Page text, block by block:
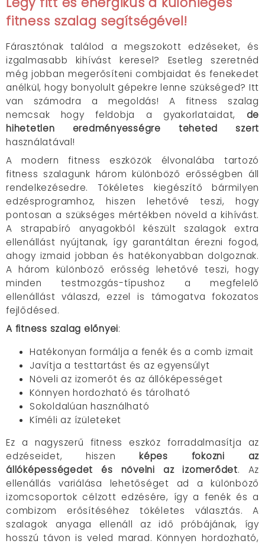
fitness szalag segítségével!
Fárasztónak találod a megszokott edzéseket, és
izgalmasabb kihívást keresel? Esetleg szeretnéd
még jobban megerősíteni combjaidat és fenekedet
anélkül, hogy bonyolult gépekre lenne szükséged? Itt
van számodra a megoldás! A fitness szalag
nemcsak hogy feldobja a gyakorlataidat, de
hihetetlen eredményességre teheted szert
használatával!
A modern fitness eszközök élvonalába tartozó
fitness szalagunk három különböző erősségben áll
rendelkezésedre. Tökéletes kiegészítő bármilyen
edzésprogramhoz, hiszen lehetővé teszi, hogy
pontosan a szükséges mértékben növeld a kihívást.
A strapabíró anyagokból készült szalagok extra
ellenállást nyújtanak, így garantáltan érezni fogod,
ahogy izmaid jobban és hatékonyabban dolgoznak.
A három különböző erősség lehetővé teszi, hogy
minden testmozgás-típushoz a megfelelő
ellenállást válaszd, ezzel is támogatva fokozatos
fejlődésed.
A fitness szalag előnyei:
Hatékonyan formálja a fenék és a comb izmait
Javítja a testtartást és az egyensúlyt
Növeli az izomerőt és az állóképességet
Könnyen hordozható és tárolható
Sokoldalúan használható
Kíméli az ízületeket
Ez a nagyszerű fitness eszköz forradalmasítja az
edzéseidet, hiszen képes fokozni az
állóképességedet és növelni az izomerődet. Az
ellenállás variálása lehetőséget ad a különböző
izomcsoportok célzott edzésére, így a fenék és a
combizom erősítéséhez tökéletes választás. A
szalagok anyaga ellenáll az idő próbájának, így
hosszú távon is veled marad. Könnyen hordozható,